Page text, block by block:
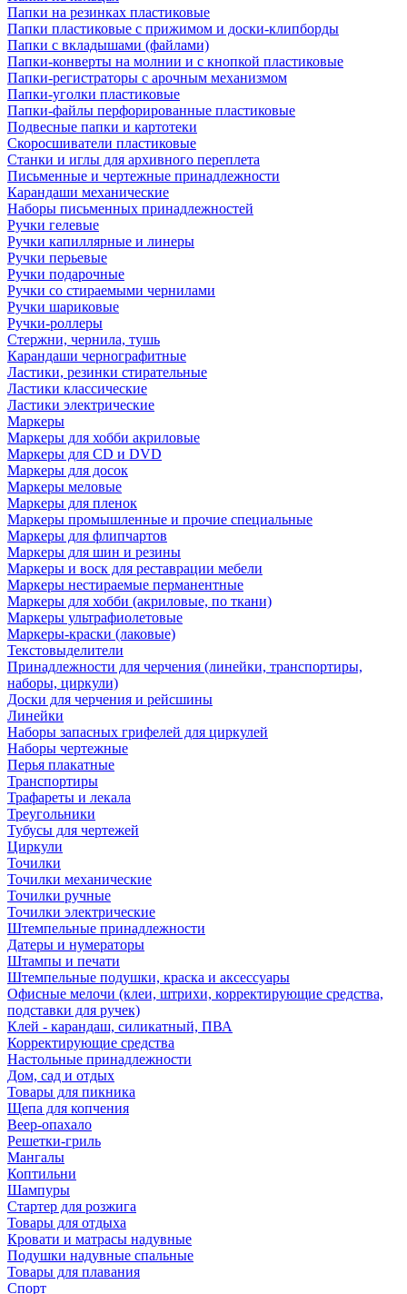
Папки на резинках пластиковые
Папки пластиковые с прижимом и доски-клипборды
Папки с вкладышами (файлами)
Папки-конверты на молнии и с кнопкой пластиковые
Папки-регистраторы с арочным механизмом
Папки-уголки пластиковые
Папки-файлы перфорированные пластиковые
Подвесные папки и картотеки
Скоросшиватели пластиковые
Станки и иглы для архивного переплета
Письменные и чертежные принадлежности
Карандаши механические
Наборы письменных принадлежностей
Ручки гелевые
Ручки капиллярные и линеры
Ручки перьевые
Ручки подарочные
Ручки со стираемыми чернилами
Ручки шариковые
Ручки-роллеры
Стержни, чернила, тушь
Карандаши чернографитные
Ластики, резинки стирательные
Ластики классические
Ластики электрические
Маркеры
Маркеры для хобби акриловые
Маркеры для CD и DVD
Маркеры для досок
Маркеры меловые
Маркеры для пленок
Маркеры промышленные и прочие специальные
Маркеры для флипчартов
Маркеры для шин и резины
Маркеры и воск для реставрации мебели
Маркеры нестираемые перманентные
Маркеры для хобби (акриловые, по ткани)
Маркеры ультрафиолетовые
Маркеры-краски (лаковые)
Текстовыделители
Принадлежности для черчения (линейки, транспортиры,
наборы, циркули)
Доски для черчения и рейсшины
Линейки
Наборы запасных грифелей для циркулей
Наборы чертежные
Перья плакатные
Транспортиры
Трафареты и лекала
Треугольники
Тубусы для чертежей
Циркули
Точилки
Точилки механические
Точилки ручные
Точилки электрические
Штемпельные принадлежности
Датеры и нумераторы
Штампы и печати
Штемпельные подушки, краска и аксессуары
Офисные мелочи (клеи, штрихи, корректирующие средства,
подставки для ручек)
Клей - карандаш, силикатный, ПВА
Корректирующие средства
Настольные принадлежности
Дом, сад и отдых
Товары для пикника
Щепа для копчения
Веер-опахало
Решетки-гриль
Мангалы
Коптильни
Шампуры
Стартер для розжига
Товары для отдыха
Кровати и матрасы надувные
Подушки надувные спальные
Товары для плавания
Спорт